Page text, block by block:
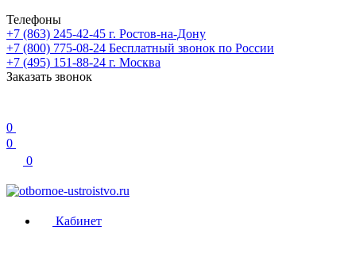
Телефоны
+7 (863) 245-42-45 г. Ростов-на-Дону
+7 (800) 775-08-24 Бесплатный звонок по России
+7 (495) 151-88-24 г. Москва
Заказать звонок
0
0
0
Кабинет